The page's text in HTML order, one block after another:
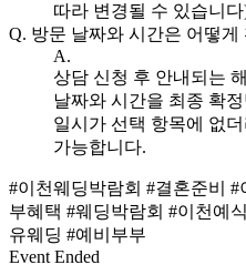
따라 변경될 수 있습니
Q. 방문 날짜와 시간은 어떻게
A.
상담 신청 후 안내되는
날짜와 시간을 최종 확
일시가 선택 항목에 없
가능합니다.
#이천웨딩박람회 #결혼준비 #
부혜택 #웨딩박람회 #이천예
유웨딩 #예비부부
Event Ended